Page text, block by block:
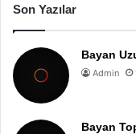
Son Yazılar
Bayan
Admin
Bayan